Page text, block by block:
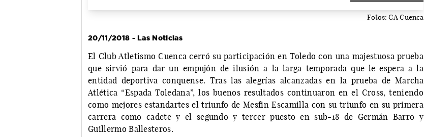
Fotos: CA Cuenca
20/11/2018 - Las Noticias
El Club Atletismo Cuenca cerró su participación en Toledo con una majestuosa prueba
que sirvió para dar un empujón de ilusión a la larga temporada que le espera a la
entidad deportiva conquense. Tras las alegrías alcanzadas en la prueba de Marcha
Atlética “Espada Toledana”, los buenos resultados continuaron en el Cross, teniendo
como mejores estandartes el triunfo de Mesfin Escamilla con su triunfo en su primera
carrera como cadete y el segundo y tercer puesto en sub-18 de Germán Barro y
Guillermo Ballesteros.